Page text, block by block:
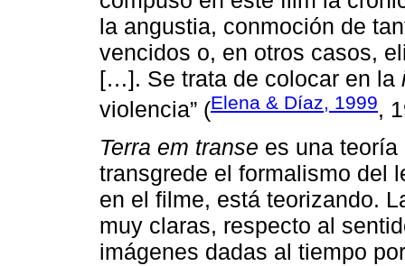
la angustia, conmoción de
vencidos o, en otros casos,
[…]. Se trata de colocar en la
violencia” (Elena & Díaz, 1999,
Terra em transe es una
transgrede el formalismo del
en el filme, está teorizando.
muy claras, respecto al
imágenes dadas al tiempo